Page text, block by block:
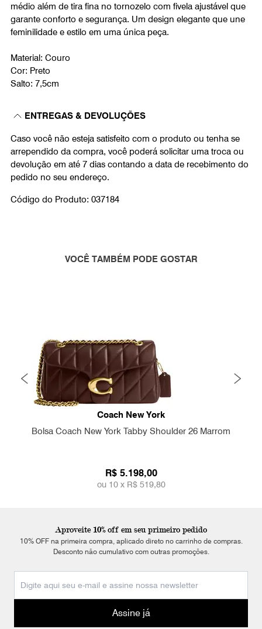
médio além de tira fina no tornozelo com fivela ajustável que
garante conforto e segurança. Um design elegante que une
feminilidade e estilo em uma única peça.
Material: Couro
Cor: Preto
Salto: 7,5cm
ENTREGAS & DEVOLUÇÕES
Caso você não esteja satisfeito com o produto ou tenha se
arrependido da compra, você poderá solicitar uma troca ou
devolução em até 7 dias contando a data de recebimento do
pedido no seu endereço.
Código do Produto: 037184
VOCÊ TAMBÉM PODE GOSTAR
Coach New York
Bolsa Coach New York Tabby Shoulder 26 Marrom
R$ 5.198,00
ou 10 x R$ 519,80
Aproveite 10% off em seu primeiro pedido
10% OFF na primeira compra, aplicado direto no carrinho de compras.
Desconto não cumulativo com outras promoções.
Assine já